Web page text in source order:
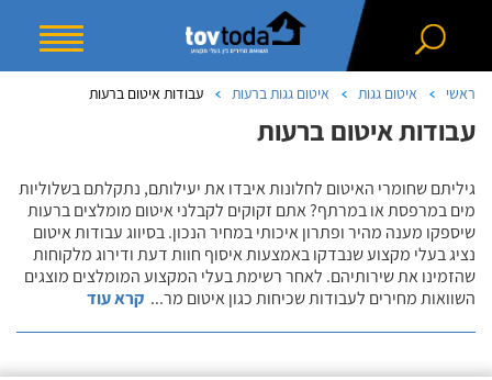
ראשי איטום גגות איטום גגות ברעות עבודות איטום ברעות
עבודות איטום ברעות
גיליתם שחומרי האיטום לחלונות איבדו את יעילותם, נתקלתם בשלוליות
מים במרפסת או במרתף? אתם זקוקים לקבלני איטום מומלצים ברעות
שיספקו מענה מהיר ופתרון איכותי במחיר הנכון. בסיווג עבודות איטום
נציג בעלי מקצוע שנבדקו באמצעות איסוף חוות דעת ודירוג מלקוחות
שהזמינו את שירותיהם. לאחר רשימת בעלי המקצוע המומלצים מוצגים
השוואות מחירים לעבודות שכיחות כגון איטום מר... קרא עוד